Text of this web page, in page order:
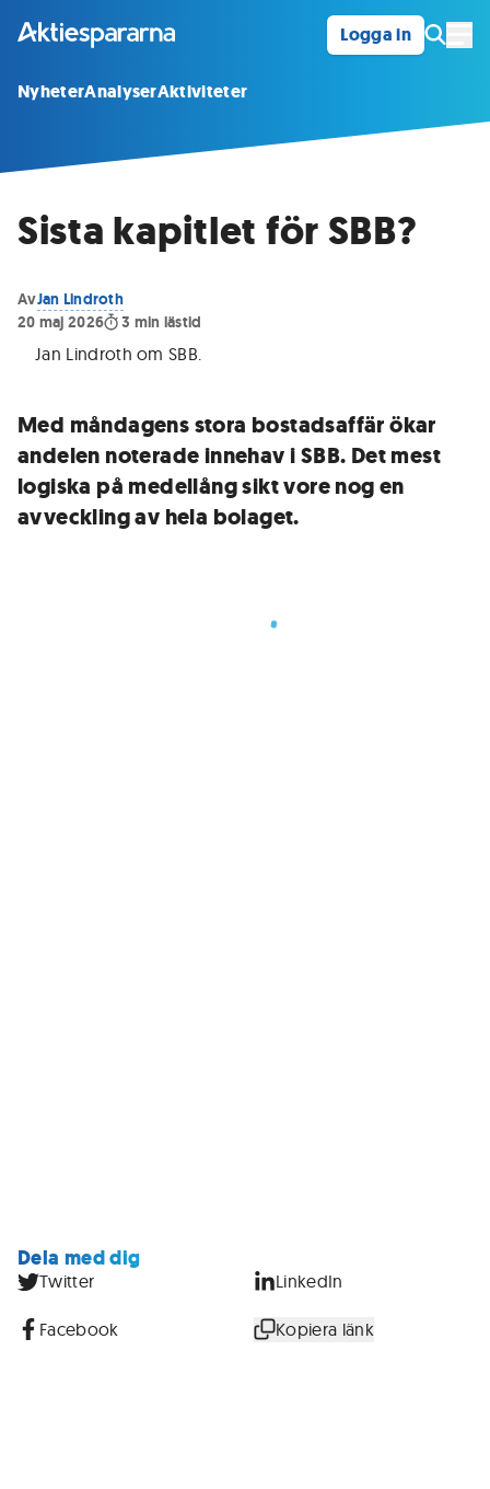
Logga in
NyheterAnalyserAktiviteter
Sista kapitlet för SBB?
AvJan Lindroth
20 maj 2026
3 min lästid
Jan Lindroth om SBB.
Med måndagens stora bostadsaffär ökar
andelen noterade innehav i SBB. Det mest
logiska på medellång sikt vore nog en
avveckling av hela bolaget.
Dela med dig
Twitter LinkedIn
Facebook Kopiera länk